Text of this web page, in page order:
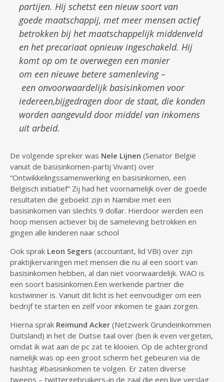
partijen. Hij schetst een nieuw soort van
goede maatschappij, met meer mensen actief
betrokken bij het maatschappelijk middenveld
en het precariaat opnieuw ingeschakeld. Hij
komt op om te overwegen een manier
om een nieuwe betere samenleving –
een onvoorwaardelijk basisinkomen voor
iedereen,bijgedragen door de staat, die konden
worden aangevuld door middel van inkomens
uit arbeid.
De volgende spreker was Nele Lijnen (Senator België
vanuit de basisinkomen-partij Vivant) over
“Ontwikkelingssamenwerking en basisinkomen, een
Belgisch initiatief“ Zij had het voornamelijk over de goede
resultaten die geboekt zijn in Namibie met een
basisinkomen van slechts 9 dollar. Hierdoor werden een
hoop mensen actiever bij de sameleving betrokken en
gingen alle kinderen naar school
Ook sprak Leon Segers (accountant, lid VBi) over zijn
praktijkervaringen met mensen die nu al een soort van
basisinkomen hebben, al dan niet voorwaardelijk. WAO is
een soort basisinkomen.Een werkende partner die
kostwinner is. Vanuit dit licht is het eenvoudiger om een
bedrijf te starten en zelf voor inkomen te gaan zorgen.
Hierna sprak Reimund Acker (Netzwerk Grundeinkommen
Duitsland) in het de Duitse taal over (ben ik even vergeten,
omdat ik wat aan de pc zat te klooien. Op de achtergrond
namelijk was op een groot scherm het gebeuren via de
hashtag #basisinkomen te volgen. Er zaten diverse
tweeps – twittergebruikers-in de zaal die een live verslag